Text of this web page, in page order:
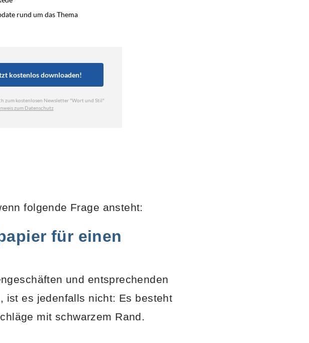
folgende Frage ansteht:
für einen
und entsprechenden
ist es jedenfalls nicht: Es besteht
mit schwarzem Rand.